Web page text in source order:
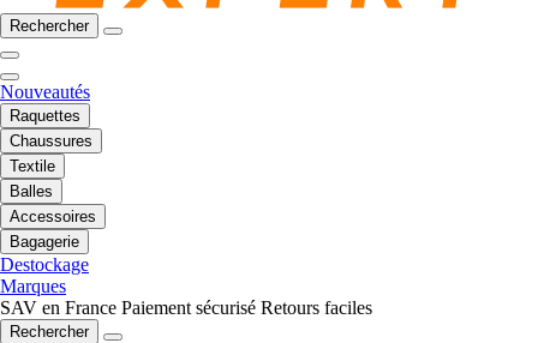
Rechercher
Nouveautés
Raquettes
Chaussures
Textile
Balles
Accessoires
Bagagerie
Destockage
Marques
SAV en France Paiement sécurisé Retours faciles
Rechercher